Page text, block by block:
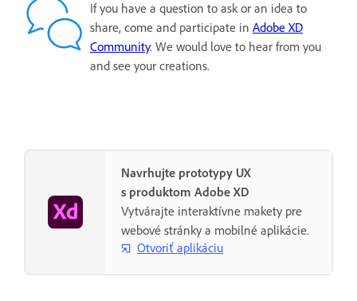
If you have a question to ask or an idea to
share, come and participate in Adobe XD
Community. We would love to hear from you
and see your creations.
Navrhujte prototypy UX
s produktom Adobe XD
Vytvárajte interaktívne makety pre
webové stránky a mobilné aplikácie.
Otvoriť aplikáciu